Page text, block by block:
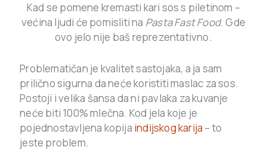
Kad se pomene kremasti kari sos s piletinom –
većina ljudi će pomisliti na Pasta Fast Food. Gde
ovo jelo nije baš reprezentativno.
Problematičan je kvalitet sastojaka, a ja sam
prilično sigurna da neće koristiti maslac za sos.
Postoji i velika šansa da ni pavlaka za kuvanje
neće biti 100% mlečna. Kod jela koje je
pojednostavljena kopija indijskog karija – to
jeste problem.